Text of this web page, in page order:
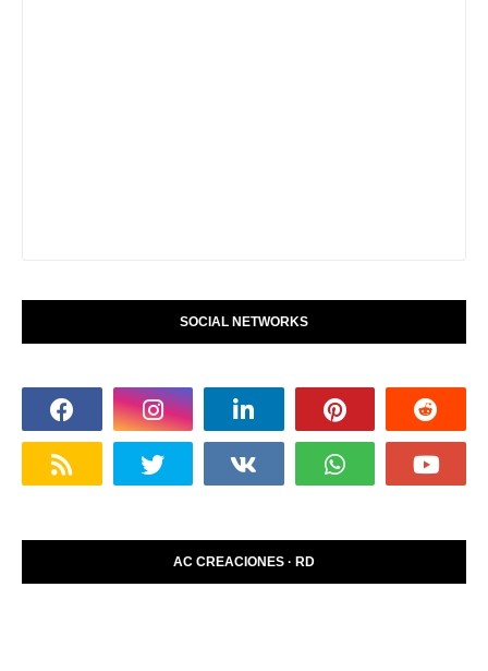
SOCIAL NETWORKS
AC CREACIONES · RD